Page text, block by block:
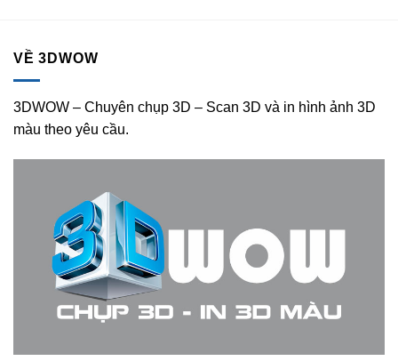
VỀ 3DWOW
3DWOW – Chuyên chụp 3D – Scan 3D và in hình ảnh 3D
màu theo yêu cầu.